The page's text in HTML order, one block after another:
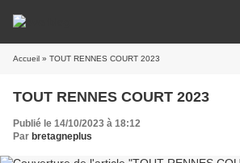
Accueil » TOUT RENNES COURT 2023
TOUT RENNES COURT 2023
Publié le 14/10/2023 à 18:12
Par bretagneplus